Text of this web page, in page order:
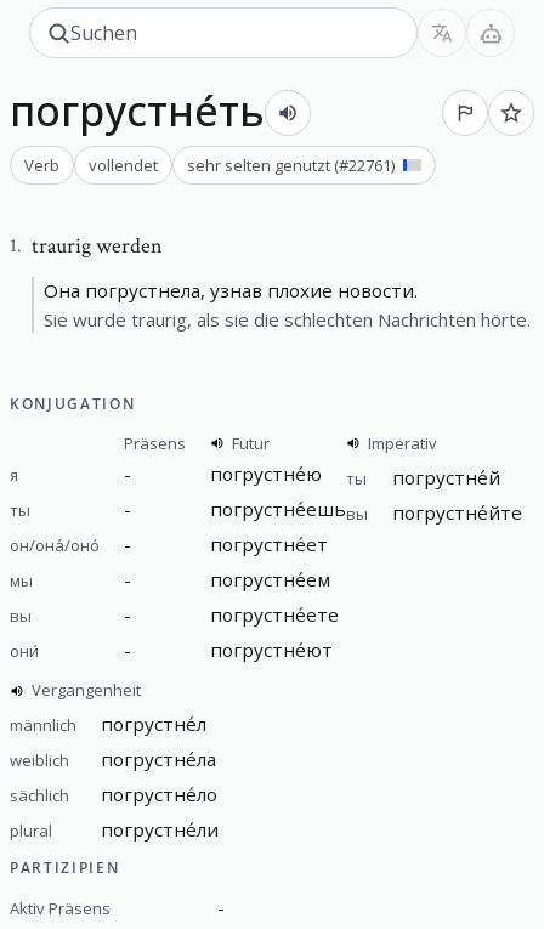
погрустне́ть
Verb vollendet sehr selten genutzt (#22761)
1. traurig werden
Она погрустнела, узнав плохие новости.
Sie wurde traurig, als sie die schlechten Nachrichten hörte.
KONJUGATION
Präsens
Futur
я
- погрустне́ю
ты - погрустне́ешь
он/она́/оно́ - погрустне́ет
мы - погрустне́ем
вы - погрустне́ете
они́ - погрустне́ют
Imperativ
ты
погрустне́й
вы погрустне́йте
Vergangenheit
männlich
погрустне́л
weiblich погрустне́ла
sächlich погрустне́ло
plural погрустне́ли
PARTIZIPIEN
Aktiv Präsens -